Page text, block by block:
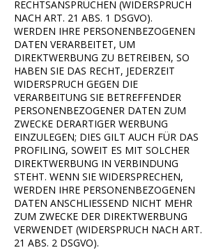
RECHTSANSPRÜCHEN (WIDERSPRUCH
NACH ART. 21 ABS. 1 DSGVO).
WERDEN IHRE PERSONENBEZOGENEN
DATEN VERARBEITET, UM
DIREKTWERBUNG ZU BETREIBEN, SO
HABEN SIE DAS RECHT, JEDERZEIT
WIDERSPRUCH GEGEN DIE
VERARBEITUNG SIE BETREFFENDER
PERSONENBEZOGENER DATEN ZUM
ZWECKE DERARTIGER WERBUNG
EINZULEGEN; DIES GILT AUCH FÜR DAS
PROFILING, SOWEIT ES MIT SOLCHER
DIREKTWERBUNG IN VERBINDUNG
STEHT. WENN SIE WIDERSPRECHEN,
WERDEN IHRE PERSONENBEZOGENEN
DATEN ANSCHLIESSEND NICHT MEHR
ZUM ZWECKE DER DIREKTWERBUNG
VERWENDET (WIDERSPRUCH NACH ART.
21 ABS. 2 DSGVO).